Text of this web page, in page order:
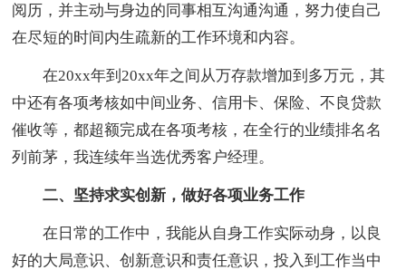
阅历，并主动与身边的同事相互沟通沟通，努力使自己
在尽短的时间内生疏新的工作环境和内容。
在20xx年到20xx年之间从万存款增加到多万元，其
中还有各项考核如中间业务、信用卡、保险、不良贷款
催收等，都超额完成在各项考核，在全行的业绩排名名
列前茅，我连续年当选优秀客户经理。
二、坚持求实创新，做好各项业务工作
在日常的工作中，我能从自身工作实际动身，以良
好的大局意识、创新意识和责任意识，投入到工作当中